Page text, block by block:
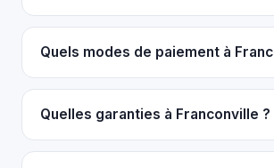
Quels modes de paiement à
Quelles garanties à Franconville ?